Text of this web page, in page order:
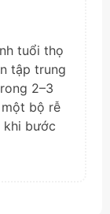
tuổi thọ
tập trung
2–3
bộ rễ
khi bước